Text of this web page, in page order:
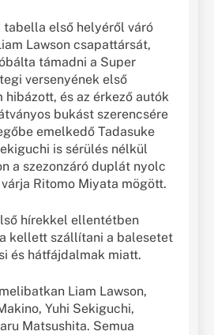
tabella első helyéről váró
Lawson csapattársát,
támadni a Super
versenyének első
hibázott, és az érkező autók
bukást szerencsére
emelkedő Tadasuke
is sérülés nélkül
a szezonzáró duplát nyolc
Ritomo Miyata mögött.
hírekkel ellentétben
kellett szállítani a balesetet
és hátfájdalmak miatt.
Liam Lawson,
Yuhi Sekiguchi,
Matsushita. Semua